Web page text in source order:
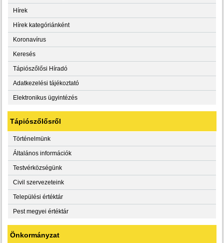
Hírek
Hírek kategóriánként
Koronavírus
Keresés
Tápiószőlősi Híradó
Adatkezelési tájékoztató
Elektronikus ügyintézés
Tápiószőlősről
Történelmünk
Általános információk
Testvérközségünk
Civil szervezeteink
Települési értéktár
Pest megyei értéktár
Önkormányzat